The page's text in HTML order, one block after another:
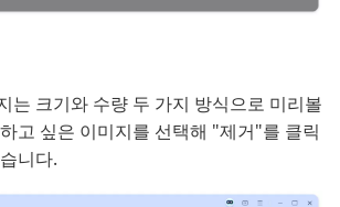
는 크기와 수량 두 가지 방식으로 미리볼
고 싶은 이미지를 선택해 "제거"를 클릭
니다.